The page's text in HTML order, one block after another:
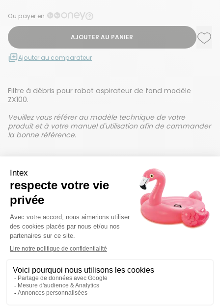
Ou payer en
AJOUTER AU PANIER
Ajouter au comparateur
Filtre à débris pour robot aspirateur de fond modèle
ZX100.
Veuillez vous référer au modèle technique de votre
produit et à votre manuel d'utilisation afin de commander
la bonne référence.
Détails techniques
Un service en France